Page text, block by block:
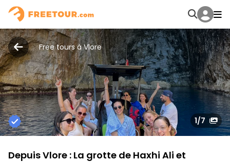
Free tours à Vlore
1/7
Depuis Vlore : La grotte de Haxhi Ali et